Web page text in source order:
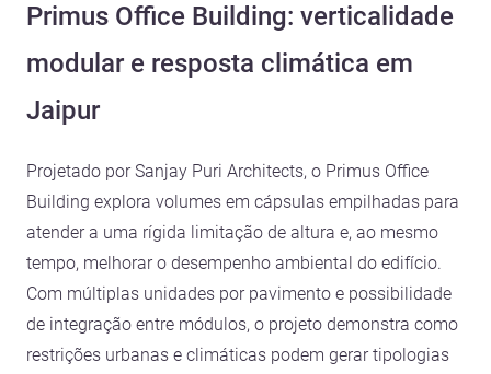
Primus Office Building: verticalidade
modular e resposta climática em
Jaipur
Projetado por Sanjay Puri Architects, o Primus Office
Building explora volumes em cápsulas empilhadas para
atender a uma rígida limitação de altura e, ao mesmo
tempo, melhorar o desempenho ambiental do edifício.
Com múltiplas unidades por pavimento e possibilidade
de integração entre módulos, o projeto demonstra como
restrições urbanas e climáticas podem gerar tipologias